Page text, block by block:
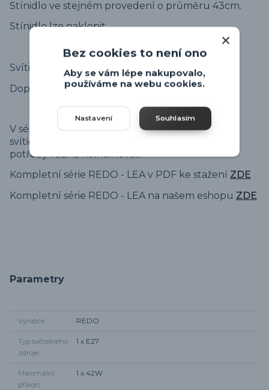
Stínidlo ve stejném provedení o průměru 43cm.
Stínidlo lze naklopit.
Svítidlo je na žárovku E27, která není součástí.
Doporučená žárovka - viz připojené produkty.
V sérii LEA je možné objednat spousty různých
svítidel a všechna stínidla a montury lze dle
potřeby různě kombinovat.
Kompletní série REDO - LEA v PDF ke stažení ZDE
Kompletní série REDO - LEA na našem eshopu ZDE
Parametry
Výrobce REDO
Typ světelného
zdroje
1 x E27
Maximální
příkon
1 x 42W
Bez cookies to není ono
Aby se vám lépe nakupovalo,
používáme na webu cookies.
Nastavení Souhlasím